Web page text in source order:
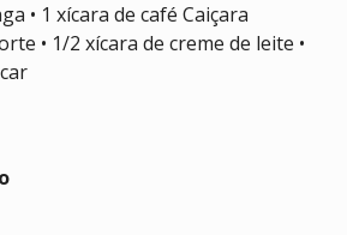
• 1 xícara de café Caiçara
• 1/2 xícara de creme de leite •